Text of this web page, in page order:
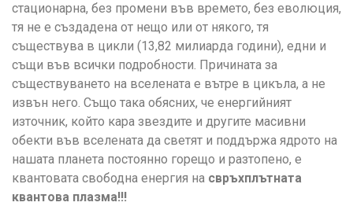
стационарна, без промени във времето, без еволюция,
тя не е създадена от нещо или от някого, тя
съществува в цикли (13,82 милиарда години), едни и
същи във всички подробности. Причината за
съществуването на вселената е вътре в цикъла, а не
извън него. Също така обясних, че енергийният
източник, който кара звездите и другите масивни
обекти във вселената да светят и поддържа ядрото на
нашата планета постоянно горещо и разтопено, е
квантовата свободна енергия на свръхплътната
квантова плазма!!!